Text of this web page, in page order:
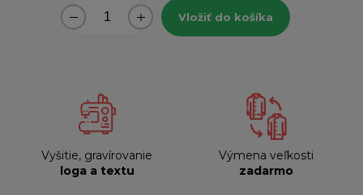
Vložiť do košíka
Vyšitie, gravírovanie
loga a textu
Výmena veľkosti
zadarmo